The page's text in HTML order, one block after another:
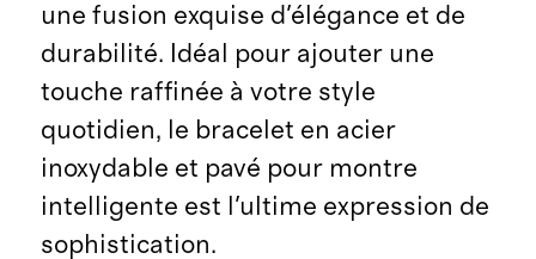
une fusion exquise d'élégance et de
durabilité. Idéal pour ajouter une
touche raffinée à votre style
quotidien, le bracelet en acier
inoxydable et pavé pour montre
intelligente est l'ultime expression de
sophistication.